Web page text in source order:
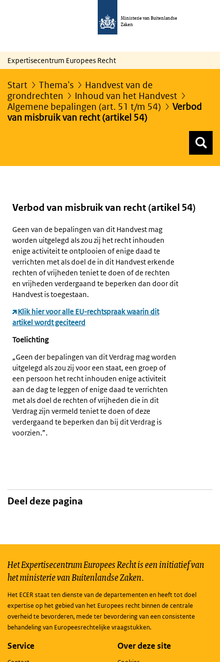
Ministerie van Buitenlandse
Zaken
Expertisecentrum Europees Recht
Start Thema's
Handvest van de
grondrechten
Inhoud van het Handvest
Algemene bepalingen (art. 51 t/m 54)
Verbod
van misbruik van recht (artikel 54)
Verbod van misbruik van recht (artikel 54)
Geen van de bepalingen van dit Handvest mag
worden uitgelegd als zou zij het recht inhouden
enige activiteit te ontplooien of enige daad te
verrichten met als doel de in dit Handvest erkende
rechten of vrijheden teniet te doen of de rechten
en vrijheden verdergaand te beperken dan door dit
Handvest is toegestaan.
Klik hier voor alle EU-rechtspraak waarin dit
artikel wordt geciteerd
Toelichting
„Geen der bepalingen van dit Verdrag mag worden
uitgelegd als zou zij voor een staat, een groep of
een persoon het recht inhouden enige activiteit
aan de dag te leggen of enige daad te verrichten
met als doel de rechten of vrijheden die in dit
Verdrag zijn vermeld teniet te doen of deze
verdergaand te beperken dan bij dit Verdrag is
voorzien.”.
Deel deze pagina
Het Expertisecentrum Europees Recht is een initiatief van
het ministerie van Buitenlandse Zaken.
Het ECER staat ten dienste van de departementen en heeft tot doel
expertise op het gebied van het Europees recht binnen de centrale
overheid te bevorderen, mede ter bevordering van een consistente
behandeling van Europeesrechtelijke vraagstukken.
Service Over deze site